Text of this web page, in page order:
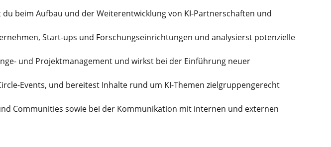
beim Aufbau und der Weiterentwicklung von KI-Partnerschaften und
Start-ups und Forschungseinrichtungen und analysierst potenzielle
und Projektmanagement und wirkst bei der Einführung neuer
Events, und bereitest Inhalte rund um KI-Themen zielgruppengerecht
Communities sowie bei der Kommunikation mit internen und externen